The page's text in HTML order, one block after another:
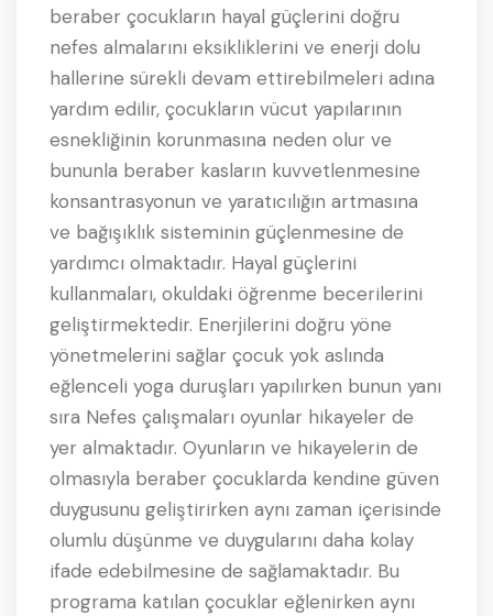
beraber çocukların hayal güçlerini doğru
nefes almalarını eksikliklerini ve enerji dolu
hallerine sürekli devam ettirebilmeleri adına
yardım edilir, çocukların vücut yapılarının
esnekliğinin korunmasına neden olur ve
bununla beraber kasların kuvvetlenmesine
konsantrasyonun ve yaratıcılığın artmasına
ve bağışıklık sisteminin güçlenmesine de
yardımcı olmaktadır. Hayal güçlerini
kullanmaları, okuldaki öğrenme becerilerini
geliştirmektedir. Enerjilerini doğru yöne
yönetmelerini sağlar çocuk yok aslında
eğlenceli yoga duruşları yapılırken bunun yanı
sıra Nefes çalışmaları oyunlar hikayeler de
yer almaktadır. Oyunların ve hikayelerin de
olmasıyla beraber çocuklarda kendine güven
duygusunu geliştirirken aynı zaman içerisinde
olumlu düşünme ve duygularını daha kolay
ifade edebilmesine de sağlamaktadır. Bu
programa katılan çocuklar eğlenirken aynı